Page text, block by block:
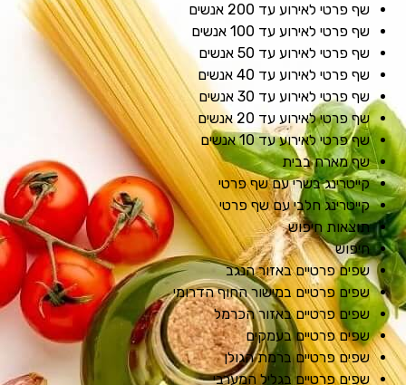
שף פרטי לאירוע עד 200 אנשים
שף פרטי לאירוע עד 100 אנשים
שף פרטי לאירוע עד 50 אנשים
שף פרטי לאירוע עד 40 אנשים
שף פרטי לאירוע עד 30 אנשים
שף פרטי לאירוע עד 20 אנשים
שף פרטי לאירוע עד 10 אנשים
שף מארח בבית
קייטרינג בשרי עם שף פרטי
קייטרינג חלבי עם שף פרטי
תוצאות חיפוש
חיפוש
שפים פרטיים באזור הנגב
שפים פרטיים במישור החוף הדרומי
שפים פרטיים באזור הכרמל
שפים פרטיים בעמקים
שפים פרטיים ברמת הגולן
שפים פרטיים בגליל המערבי